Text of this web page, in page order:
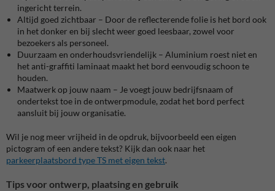
ingericht terrein.
Altijd goed zichtbaar – Door de reflecterende folie is het bord ook
in het donker en bij slecht weer goed leesbaar, zowel voor
bezoekers als personeel.
Duurzaam en onderhoudsvriendelijk – Aluminium roest niet en
het anti-graffiti laminaat maakt het bord eenvoudig schoon te
houden.
Maatwerk op jouw naam – Je voegt jouw bedrijfsnaam of
ondertekst toe in de ontwerpmodule, zodat het bord perfect
aansluit bij jouw organisatie.
Wil je nog meer vrijheid in de opdruk, bijvoorbeeld een eigen
pictogram of een andere tekst? Kijk dan ook naar het
parkeerplaatsbord type TS met eigen tekst.
Tips voor ontwerp, plaatsing en gebruik